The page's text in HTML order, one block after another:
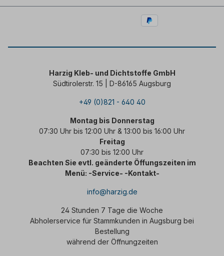
Harzig Kleb- und Dichtstoffe GmbH
Südtirolerstr. 15 | D-86165 Augsburg
+49 (0)821 - 640 40
Montag bis Donnerstag
07:30 Uhr bis 12:00 Uhr & 13:00 bis 16:00 Uhr
Freitag
07:30 bis 12:00 Uhr
Beachten Sie evtl. geänderte Öffungszeiten im
Menü: -Service- -Kontakt-
info@harzig.de
24 Stunden 7 Tage die Woche
Abholerservice für Stammkunden in Augsburg bei
Bestellung
während der Öffnungzeiten